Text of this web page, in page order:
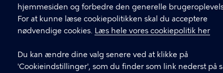
hjemmesiden og forbedre den generelle
For at kunne læse cookiepolitikken skal du acceptere
nødvendige cookies. Læs hele vores cookiepolitik her
Du kan ændre dine valg senere ved at klikke på
'Cookieindstillinger', som du finder som link nederst på